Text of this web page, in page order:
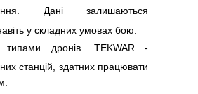
Дані залишаються
у складних умовах бою.
типами дронів. TEKWAR -
станцій, здатних працювати